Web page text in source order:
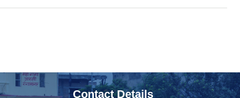
Contact Details